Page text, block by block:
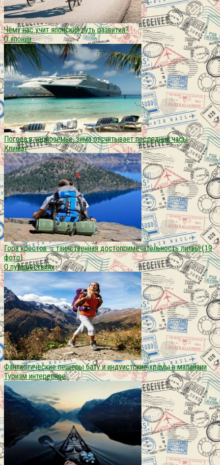
Чему нас учит японский путь развития?
О японии
Погода в черноземье: зима отсчитывает последние часы
Климат
Гора крестов — таинственная достопримечательность литвы (19
фото)
О путешествиях
Фантастические пещеры бату и индуистские храмы в малайзии
Туризм интересное